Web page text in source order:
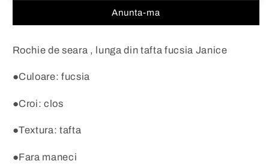
tafta
tafta
JaniceAnunta-ma
Rochie de seara , lunga din tafta fucsia Janice
●Culoare: fucsia
●Croi: clos
●Textura: tafta
●Fara maneci